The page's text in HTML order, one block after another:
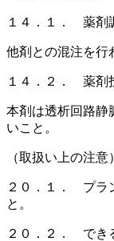
１４．１． 薬剤
他剤との混注を行
１４．２． 薬剤
本剤は透析回路静
いこと。
（取扱い上の注意）
２０．１． プラ
と。
２０．２． でき